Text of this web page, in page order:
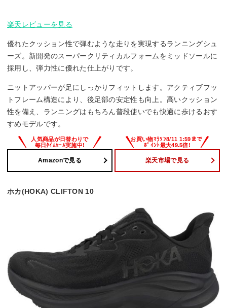
楽天レビューを見る
優れたクッション性で弾むような走りを実現するランニングシュ
ーズ。新開発のスーパークリティカルフォームをミッドソールに
採用し、弾力性に優れた仕上がりです。
ニットアッパーが足にしっかりフィットします。アクティブフッ
トフレーム構造により、後足部の安定性も向上。高いクッション
性を備え、ランニングはもちろん普段使いでも快適に歩けるおす
すめモデルです。
Amazonで見る 楽天市場で見る
ホカ(HOKA) CLIFTON 10